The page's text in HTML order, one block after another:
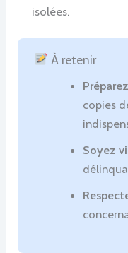
isolées.
À retenir
copies
Soyez